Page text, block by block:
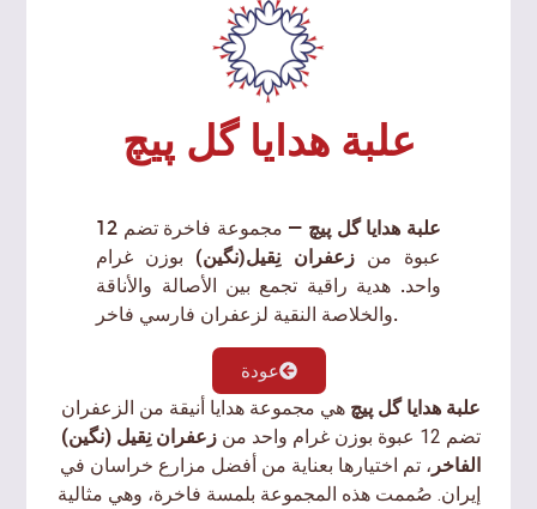
علبة هدايا گل پیچ
علبة هدايا گل پیچ
— مجموعة فاخرة تضم 12
عبوة منزعفران نِقیل(نگین) بوزن غرام
واحد. هدية راقية تجمع بين الأصالة والأناقة
والخلاصة النقية لزعفران فارسي فاخر.
عودة
علبة هدايا گل پیچ هي مجموعة هدايا أنيقة من الزعفران
تضم 12 عبوة بوزن غرام واحد من
زعفران نِقیل (نگین)
الفاخر ، تم اختيارها بعناية من أفضل مزارع خراسان في
إيران. صُممت هذه المجموعة بلمسة فاخرة، وهي مثالية